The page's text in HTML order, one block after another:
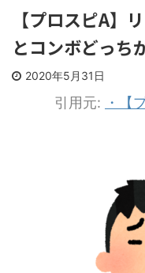
【プロスピA】
とコンボどっち
2020年5月31日
引用元:
・【